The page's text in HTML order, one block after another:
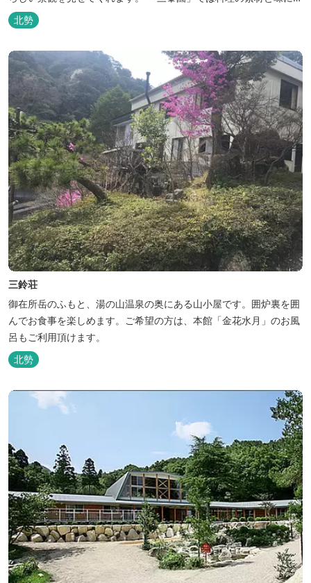
こだわり、お客様に四季の織り成す景観と、いい湯、いい味、めぐ
りあいをお届けいたします。
北勢
三鈴荘
御在所岳のふもと、湯の山温泉の奥にある山小屋です。囲炉裏を囲
んでお食事を楽しめます。ご希望の方は、本館「金花水月」のお風
呂もご利用頂けます。
北勢